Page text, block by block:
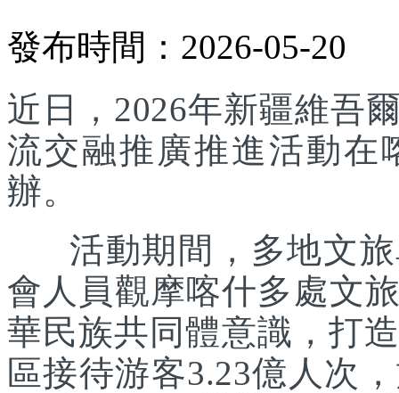
發布時間：2026-05-20
近日，2026年新疆維吾
流交融推廣推進活動在
辦。
活動期間，多地文旅
會人員觀摩喀什多處文
華民族共同體意識，打
區接待游客3.23億人次